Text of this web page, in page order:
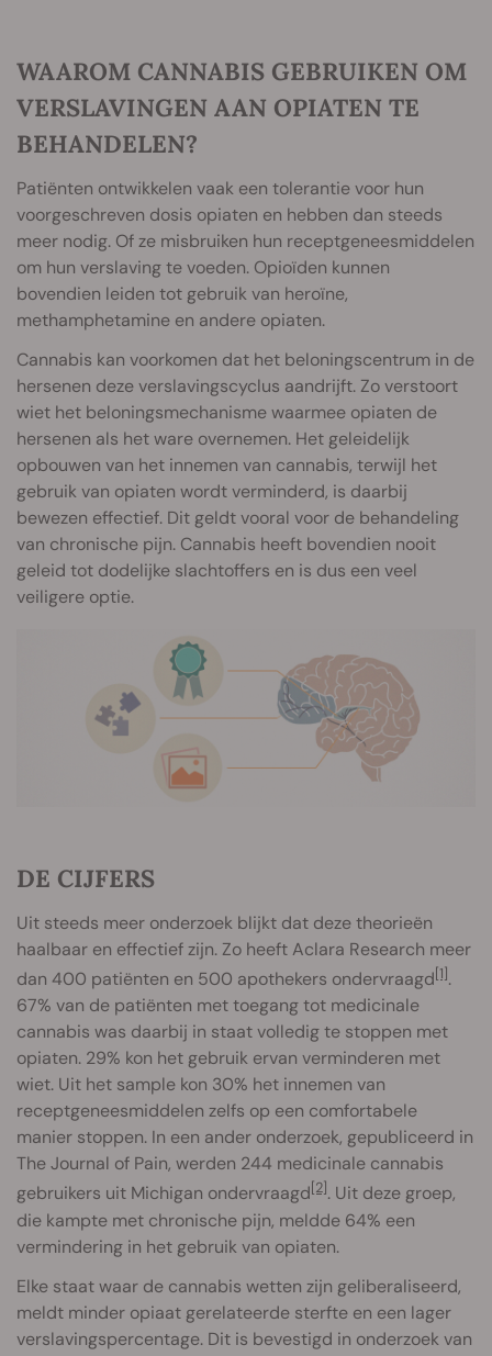
WAAROM CANNABIS GEBRUIKEN OM
VERSLAVINGEN AAN OPIATEN TE
BEHANDELEN?
Patiënten ontwikkelen vaak een tolerantie voor hun
voorgeschreven dosis opiaten en hebben dan steeds
meer nodig. Of ze misbruiken hun receptgeneesmiddelen
om hun verslaving te voeden. Opioïden kunnen
bovendien leiden tot gebruik van heroïne,
methamphetamine en andere opiaten.
Cannabis kan voorkomen dat het beloningscentrum in de
hersenen deze verslavingscyclus aandrijft. Zo verstoort
wiet het beloningsmechanisme waarmee opiaten de
hersenen als het ware overnemen. Het geleidelijk
opbouwen van het innemen van cannabis, terwijl het
gebruik van opiaten wordt verminderd, is daarbij
bewezen effectief. Dit geldt vooral voor de behandeling
van chronische pijn. Cannabis heeft bovendien nooit
geleid tot dodelijke slachtoffers en is dus een veel
veiligere optie.
DE CIJFERS
Uit steeds meer onderzoek blijkt dat deze theorieën
haalbaar en effectief zijn. Zo heeft Aclara Research meer
dan 400 patiënten en 500 apothekers ondervraagd[1].
67% van de patiënten met toegang tot medicinale
cannabis was daarbij in staat volledig te stoppen met
opiaten. 29% kon het gebruik ervan verminderen met
wiet. Uit het sample kon 30% het innemen van
receptgeneesmiddelen zelfs op een comfortabele
manier stoppen. In een ander onderzoek, gepubliceerd in
The Journal of Pain, werden 244 medicinale cannabis
gebruikers uit Michigan ondervraagd[2]. Uit deze groep,
die kampte met chronische pijn, meldde 64% een
vermindering in het gebruik van opiaten.
Elke staat waar de cannabis wetten zijn geliberaliseerd,
meldt minder opiaat gerelateerde sterfte en een lager
verslavingspercentage. Dit is bevestigd in onderzoek van